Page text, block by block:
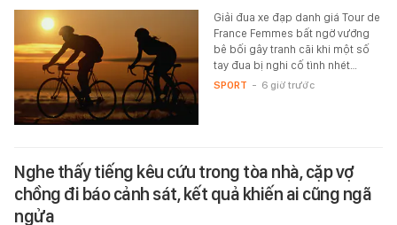
Giải đua xe đạp danh giá Tour de
France Femmes bất ngờ vướng
bê bối gây tranh cãi khi một số
tay đua bị nghi cố tình nhét…
SPORT - 6 giờ trước
Nghe thấy tiếng kêu cứu trong tòa nhà, cặp vợ
chồng đi báo cảnh sát, kết quả khiến ai cũng ngã
ngửa